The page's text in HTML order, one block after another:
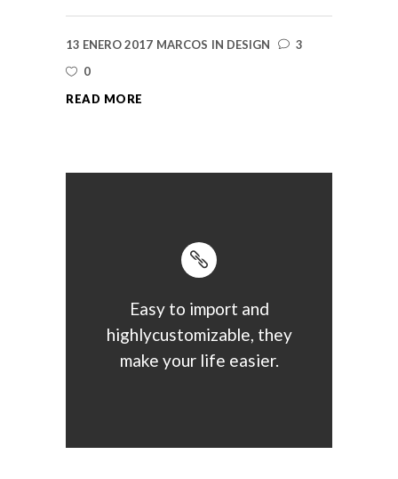
13 ENERO 2017 MARCOS IN DESIGN
3
0
READ MORE
Easy to import and
highlycustomizable, they
make your life easier.